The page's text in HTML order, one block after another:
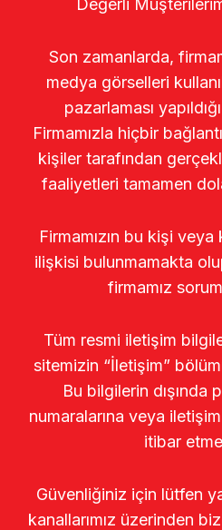
Son zamanlarda,
medya görselleri
pazarlaması
Firmamızla hiçbir
kişiler tarafından
faaliyetleri tamamen
Firmamızın bu kişi
ilişkisi bulunmamakta
firmamız
Tüm resmi iletişim
sitemizin “İletişim”
Bu bilgilerin dışında
numaralarına veya
itibar
Güvenliğiniz için lütfen
kanallarımız üzerinden